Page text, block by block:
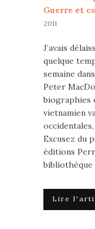
Guerre et
2011
J’avais
quelque
semaine
Peter
biographies
vietnamien
Excusez du
éditions
bibliothèque
Lire